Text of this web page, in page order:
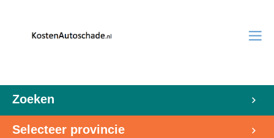
Zoeken
Selecteer provincie